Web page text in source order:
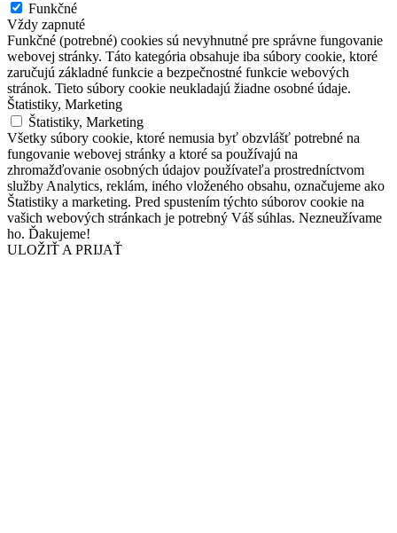
Funkčné
Vždy zapnuté
Funkčné (potrebné) cookies sú nevyhnutné pre správne fungovanie
webovej stránky. Táto kategória obsahuje iba súbory cookie, ktoré
zaručujú základné funkcie a bezpečnostné funkcie webových
stránok. Tieto súbory cookie neukladajú žiadne osobné údaje.
Štatistiky, Marketing
Štatistiky, Marketing
Všetky súbory cookie, ktoré nemusia byť obzvlášť potrebné na
fungovanie webovej stránky a ktoré sa používajú na
zhromažďovanie osobných údajov používateľa prostredníctvom
služby Analytics, reklám, iného vloženého obsahu, označujeme ako
Štatistiky a marketing. Pred spustením týchto súborov cookie na
vašich webových stránkach je potrebný Váš súhlas. Nezneužívame
ho. Ďakujeme!
ULOŽIŤ A PRIJAŤ